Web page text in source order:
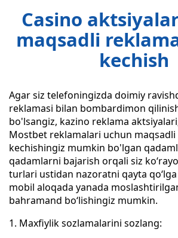
Casino
maqsadli
kechish
Agar siz telefoningizda doimiy
reklamasi bilan bombardimon
bo'lsangiz, kazino reklama
Mostbet reklamalari uchun
kechishingiz mumkin bo'lgan
qadamlarni bajarish orqali siz
turlari ustidan nazoratni qayta
mobil aloqada yanada
bahramand boʻlishingiz mumkin.
1. Maxfiylik sozlamalarini sozlang: